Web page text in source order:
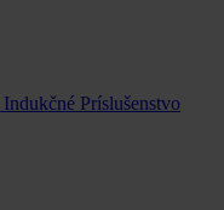
Indukčné Príslušenstvo